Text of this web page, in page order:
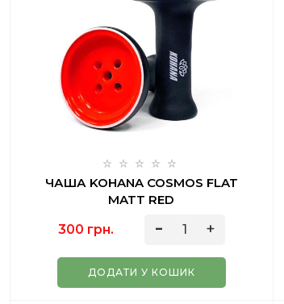
ЧАША KOHANA COSMOS FLAT
MATT RED
300 грн.
ДОДАТИ У КОШИК